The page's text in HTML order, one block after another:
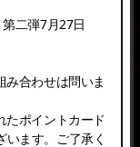
二弾7月27日
み合わせは問いま
たポイントカード
ます。ご了承く